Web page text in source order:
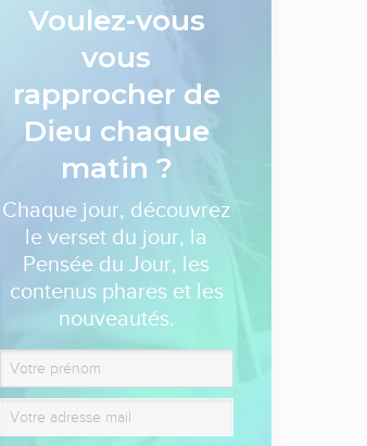
Voulez-vous
vous
rapprocher de
Dieu chaque
matin ?
Chaque jour, découvrez
le verset du jour, la
Pensée du Jour, les
contenus phares et les
nouveautés.